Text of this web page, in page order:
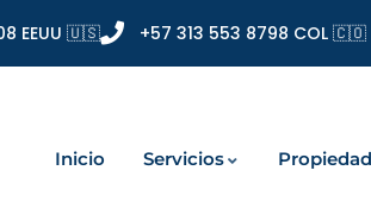
EEUU 🇺🇸 +57 313 553 8798 COL 🇨🇴
Inicio Servicios